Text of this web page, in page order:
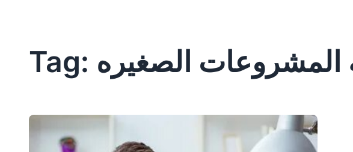
Tag: المشروعات الصغيره